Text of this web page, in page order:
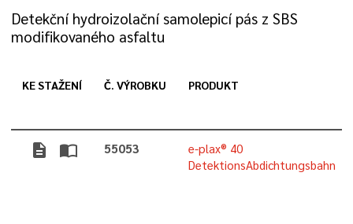
Detekční hydroizolační samolepicí pás z SBS
modifikovaného asfaltu
KE STAŽENÍ Č. VÝROBKU PRODUKT
description import_contacts 55053
e-plax® 40
DetektionsAbdichtungsbahn